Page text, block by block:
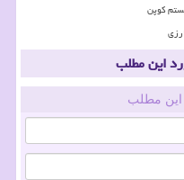
کوپن
این مطلب
این مطلب